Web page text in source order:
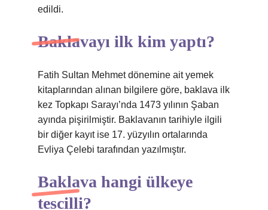
edildi.
Baklavayı ilk kim yaptı?
Fatih Sultan Mehmet dönemine ait yemek
kitaplarından alınan bilgilere göre, baklava ilk
kez Topkapı Sarayı’nda 1473 yılının Şaban
ayında pişirilmiştir. Baklavanın tarihiyle ilgili
bir diğer kayıt ise 17. yüzyılın ortalarında
Evliya Çelebi tarafından yazılmıştır.
Baklava hangi ülkeye
tescilli?